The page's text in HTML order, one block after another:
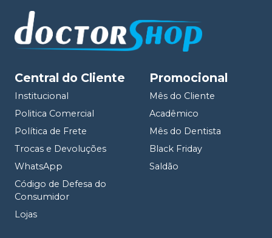
Central do Cliente
Institucional
Politica Comercial
Política de Frete
Trocas e Devoluções
WhatsApp
Código de Defesa do
Consumidor
Lojas
Promocional
Mês do Cliente
Acadêmico
Mês do Dentista
Black Friday
Saldão